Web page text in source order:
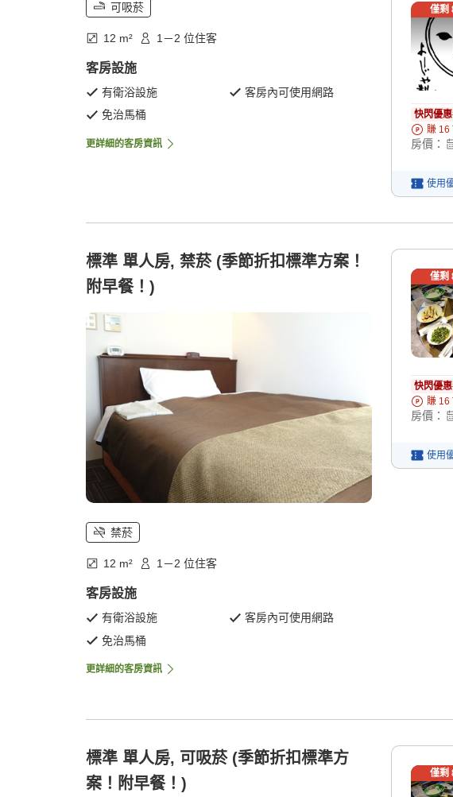
可吸菸
12 m² 1－2 位住客
客房設施
有衛浴設施
客房內可使用網路
免治馬桶
更詳細的客房資訊
僅剩
快閃優
賺 16
房價：
使用
標準 單人房, 禁菸 (季節折扣標準方案！
附早餐！)
禁菸
12 m² 1－2 位住客
客房設施
有衛浴設施
客房內可使用網路
免治馬桶
更詳細的客房資訊
僅剩
快閃優
賺 16
房價：
使用
標準 單人房, 可吸菸 (季節折扣標準方
案！附早餐！)
僅剩